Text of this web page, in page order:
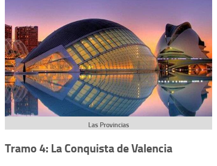
Las Provincias
Tramo 4: La Conquista de Valencia